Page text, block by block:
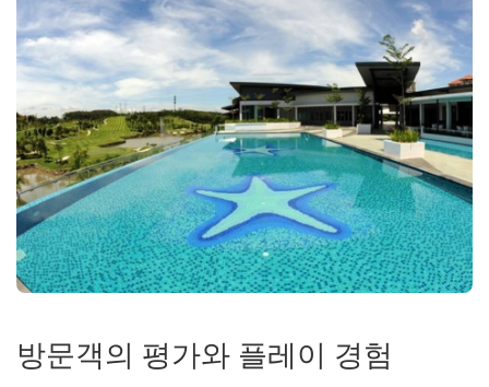
방문객의 평가와 플레이 경험